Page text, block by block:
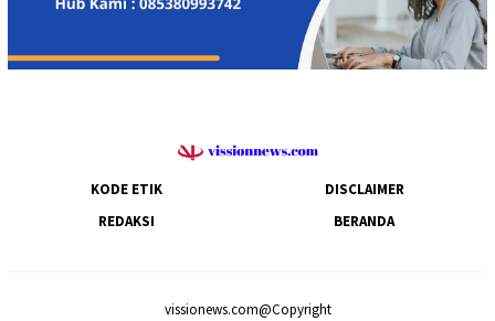
KODE ETIK
DISCLAIMER
REDAKSI
BERANDA
vissionews.com@Copyright